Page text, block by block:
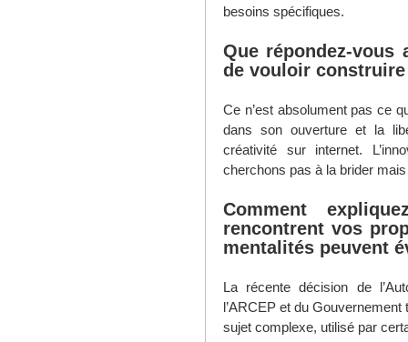
besoins spécifiques.
Que répondez-
de vouloir
Ce n’est absolument pas ce
dans son ouverture et la
créativité sur internet.
cherchons pas à la brider mais
Comment
rencontrent vos
mentalités peuvent
La récente décision de
l’ARCEP et du Gouvernement
sujet complexe, utilisé par